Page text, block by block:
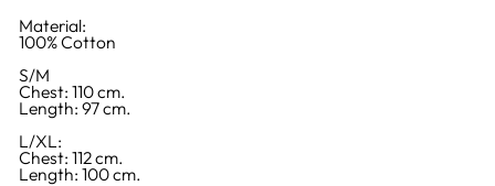
Material:
100% Cotton
S/M
Chest: 110 cm.
Length: 97 cm.
L/XL:
Chest: 112 cm.
Length: 100 cm.